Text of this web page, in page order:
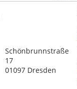
Schönbrunnstraße
17
01097 Dresden